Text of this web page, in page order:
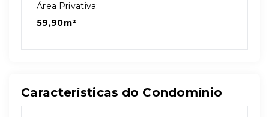
Área Privativa:
59,90m²
Características do Condomínio